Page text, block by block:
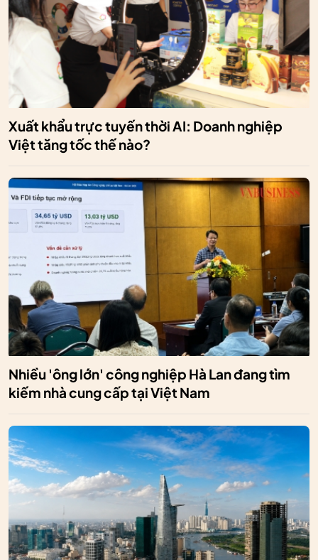
Xuất khẩu trực tuyến thời AI: Doanh nghiệp
Việt tăng tốc thế nào?
Nhiều 'ông lớn' công nghiệp Hà Lan đang tìm
kiếm nhà cung cấp tại Việt Nam